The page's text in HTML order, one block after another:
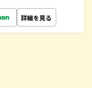
詳細を見る